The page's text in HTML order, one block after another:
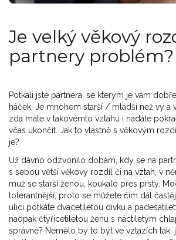
Je velký věkový
partnery problém?
Potkali jste partnera, se kterým je vám
háček. Je mnohem starší / mladší než vy a
zda máte v takovémto vztahu i nadále
včas ukončit. Jak to vlastně s věkovým
je?
Už dávno odzvonilo dobám, kdy se na
s sebou větší věkový rozdíl či na vztah, v
muž se starší ženou, koukalo přes prsty.
tolerantnější, proto se můžete čím dál
ulici potkáte dvacetiletou dívku a
naopak čtyřicetiletou ženu s náctiletým
správné? Nemělo by to být ve vztazích